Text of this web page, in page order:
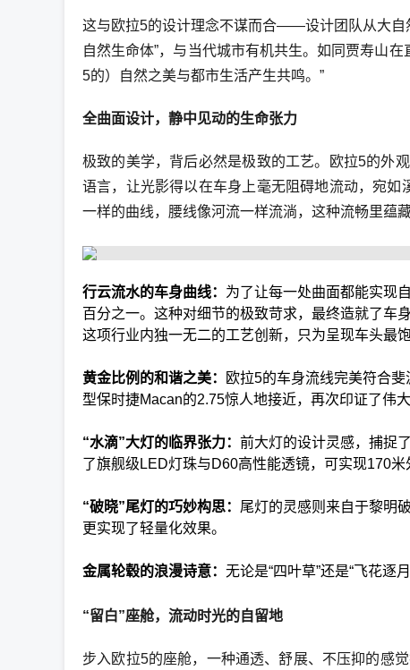
这与欧拉5的设计理念不谋而合——设计团队从大自
自然生命体”，与当代城市有机共生。如同贾寿山
5的）自然之美与都市生活产生共鸣。”
全曲面设计，静中见动的生命张力
极致的美学，背后必然是极致的工艺。欧拉5的外
语言，让光影得以在车身上毫无阻碍地流动，宛
一样的曲线，腰线像河流一样流淌，这种流畅里蕴
行云流水的车身曲线： 为了让每一处曲面都能实现
百分之一。这种对细节的极致苛求，最终造就了车
这项行业内独一无二的工艺创新，只为呈现车头最
黄金比例的和谐之美：
欧拉5的车身流线完美符合
型保时捷Macan的2.75惊人地接近，再次印证了伟
“水滴”大灯的临界张力： 前大灯的设计灵感，捕捉
了旗舰级LED灯珠与D60高性能透镜，可实现170
“破晓”尾灯的巧妙构思： 尾灯的灵感则来自于黎明
更实现了轻量化效果。
金属轮毂的浪漫诗意： 无论是“四叶草”还是“飞花逐
“留白”座舱，流动时光的自留地
步入欧拉5的座舱，一种通透、舒展、不压抑的感